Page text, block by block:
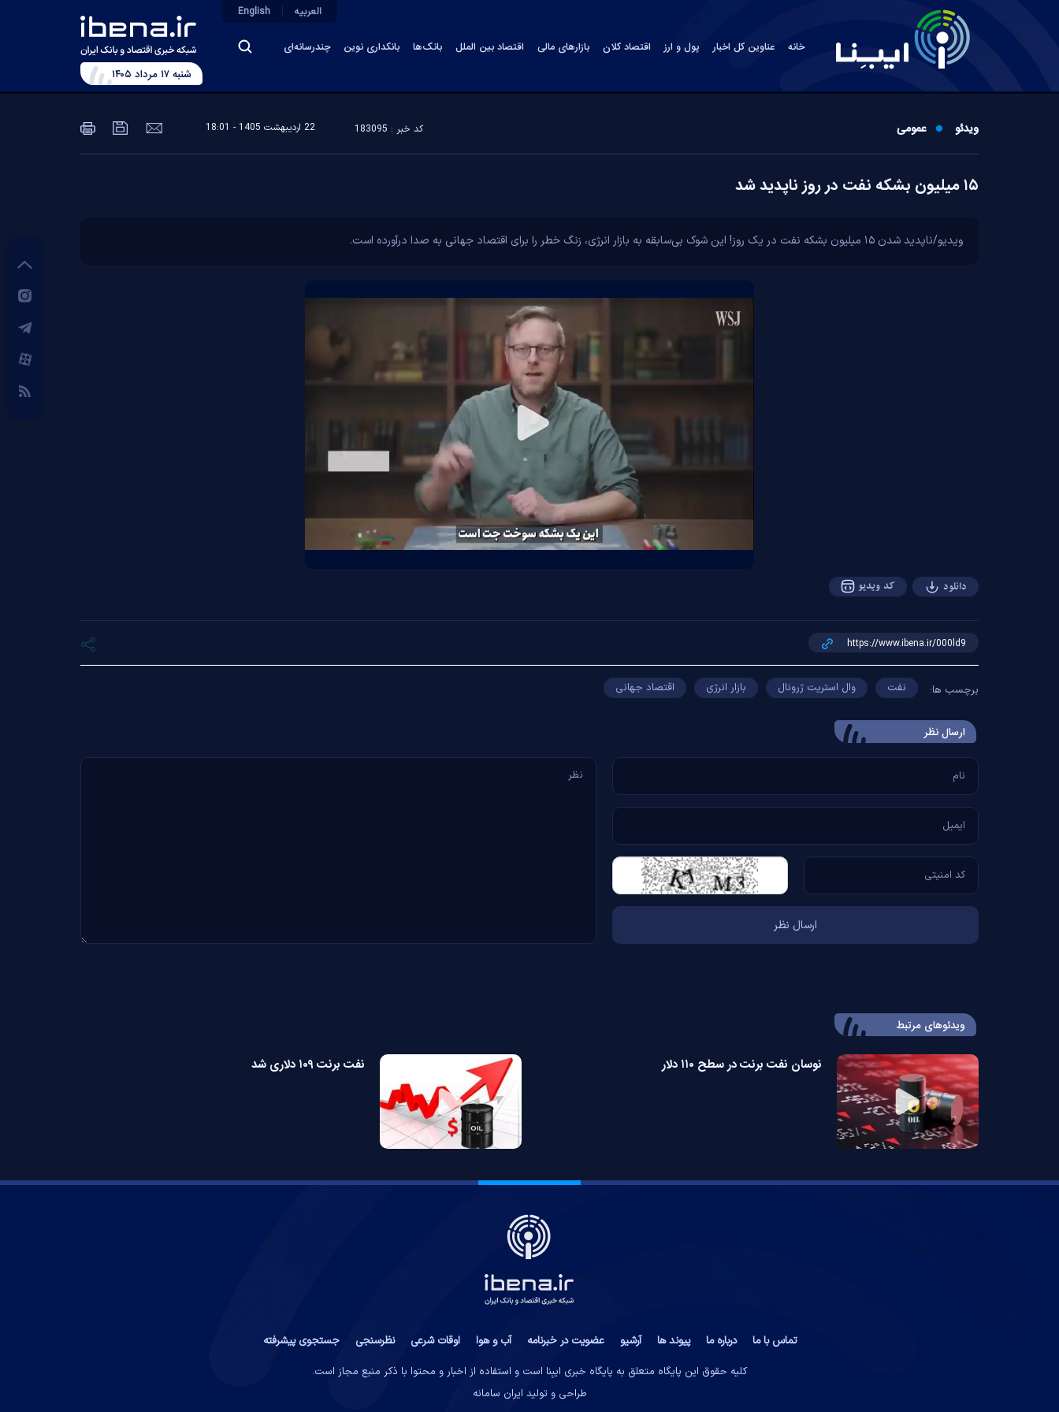
خانه عناوین کل اخبار پول و ارز اقتصاد کلان بازارهای مالی اقتصاد بین الملل بانک‌ها بانکداری نوین چندرسانه‌ای
العربیه English
شنبه ۱۷ مرداد ۱۴۰۵
ویدئو عمومی کد خبر : 183095 22 ارديبهشت 1405 - 18:01
۱۵ میلیون بشکه نفت در روز ناپدید شد
ویدیو/ناپدید شدن ۱۵ میلیون بشکه نفت در یک روز! این شوک بی‌سابقه به بازار انرژی، زنگ خطر را برای اقتصاد جهانی به صدا درآورده است.
Play
Video
دانلود کد ویدیو
برچسب ها: نفت وال استریت ژرونال بازار انرژی اقتصاد جهانی
ارسال‌ نظر
ویدئوهای مرتبط
نوسان نفت برنت در سطح ۱۱۰ دلار نفت برنت ۱۰۹ دلاری شد
تماس با ما درباره ما پیوند ها آرشیو عضویت در خبرنامه آب و هوا اوقات شرعی نظرسنجی
جستجوی پیشرفته
کلیه حقوق این پایگاه متعلق به پایگاه خبری ایبِنا است و استفاده از اخبار و محتوا با ذکر منبع مجاز است.
طراحی و تولید ایران سامانه